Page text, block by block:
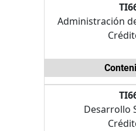
Administración
Desarrollo